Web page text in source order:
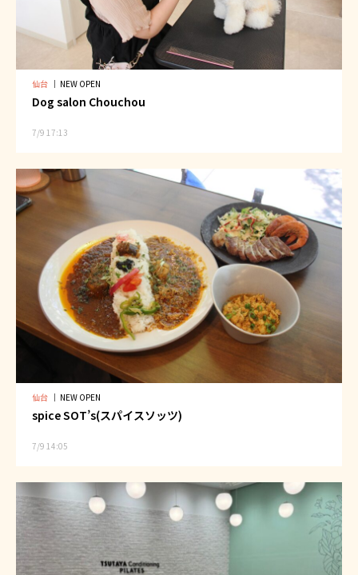
仙台 ｜ NEW OPEN
Dog salon Chouchou
7/9 17:13
仙台 ｜ NEW OPEN
spice SOT’s(スパイスソッツ)
7/9 14:05